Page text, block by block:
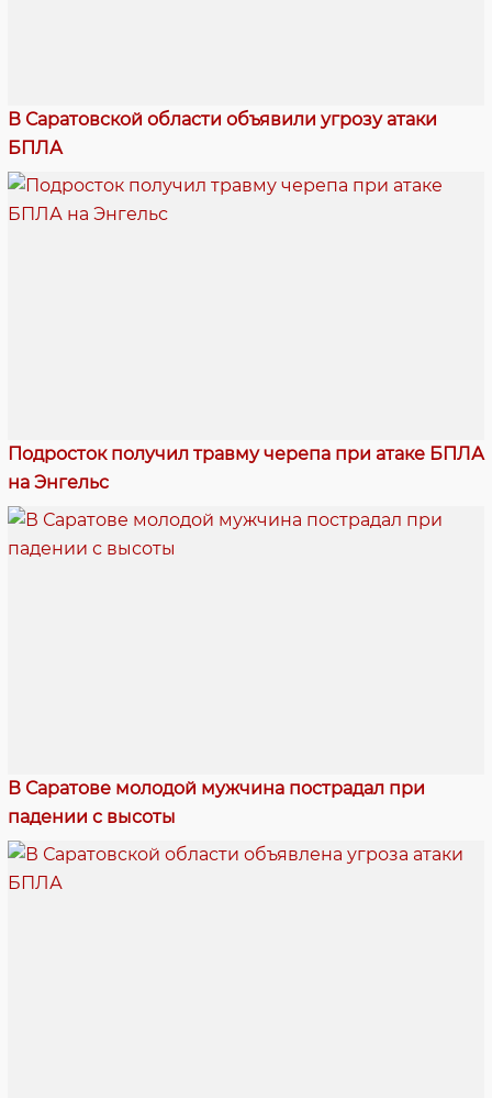
В Саратовской области объявили угрозу атаки
БПЛА
Подросток получил травму черепа при атаке БПЛА
на Энгельс
В Саратове молодой мужчина пострадал при
падении с высоты